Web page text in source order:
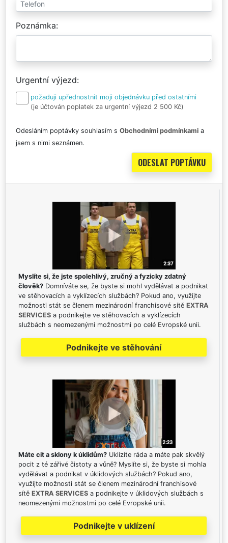
Poznámka
Urgentní výjezd
požaduji upřednostnit moji objednávku před ostatními
(je účtován poplatek za urgentní výjezd 2 500 Kč)
Odesláním poptávky souhlasím s Obchodními podmínkami a
jsem s nimi seznámen.
Myslíte si, že jste spolehlivý, zručný a fyzicky zdatný
člověk? Domníváte se, že byste si mohl vydělávat a podnikat
ve stěhovacích a vyklízecích službách? Pokud ano, využijte
možnosti stát se členem mezinárodní franchisové sítě EXTRA
SERVICES a podnikejte ve stěhovacích a vyklízecích
službách s neomezenými možnostmi po celé Evropské unii.
Podnikejte ve stěhování
Máte cit a sklony k úklidům? Uklízíte ráda a máte pak skvělý
pocit z té zářivé čistoty a vůně? Myslíte si, že byste si mohla
vydělávat a podnikat v úklidových službách? Pokud ano,
využijte možnosti stát se členem mezinárodní franchisové
sítě EXTRA SERVICES a podnikejte v úklidových službách s
neomezenými možnostmi po celé Evropské unii.
Podnikejte v uklízení